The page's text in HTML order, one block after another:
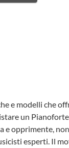
e modelli che
un
e opprimente,
esperti. Il